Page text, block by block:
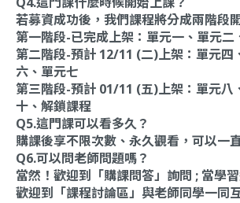
若募資成功後，我們課程將分成兩階段
第一階段-已完成上架：單元一、單元二
第二階段-預計 12/11 (二)上架：單元四
六、單元七
第三階段-預計 01/11 (五)上架：單元八
十、解鎖課程
Q5.這門課可以看多久？
購課後享不限次數、永久觀看，可以一
Q6.可以問老師問題嗎？
當然！歡迎到「購課問答」詢問 ; 當學
歡迎到「課程討論區」與老師同學一同